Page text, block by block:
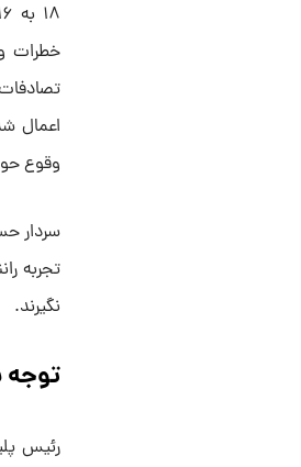
خطرات
اعمال
وقوع
سردار
تجربه
نگیرند.
توجه
رئیس